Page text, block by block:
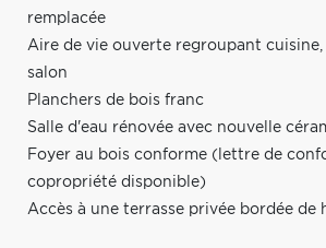
remplacée
Aire de vie ouverte regroupant cuisine,
salon
Planchers de bois franc
Salle d'eau rénovée avec nouvelle
Foyer au bois conforme (lettre de
copropriété disponible)
Accès à une terrasse privée bordée de